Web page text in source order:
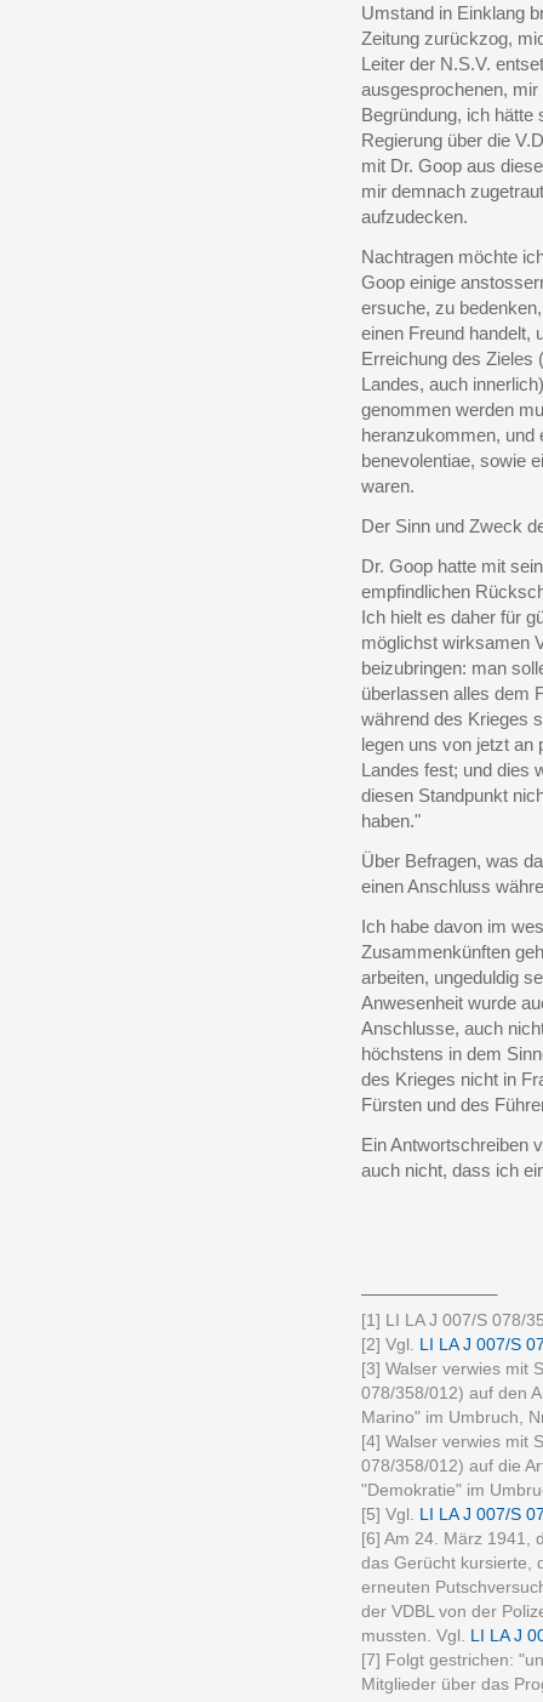
Umstand in Einklang
Zeitung zurückzog,
Leiter der N.S.V.
ausgesprochenen,
Begründung, ich hätte
Regierung über die
mit Dr. Goop aus
mir demnach
aufzudecken.
Nachtragen möchte
Goop einige
ersuche, zu
einen Freund handelt,
Erreichung des Zieles
Landes, auch
genommen werden
heranzukommen, und
benevolentiae, sowie
waren.
Der Sinn und Zweck
Dr. Goop hatte mit
empfindlichen
Ich hielt es daher für
möglichst wirksamen
beizubringen: man
überlassen alles dem
während des Krieges
legen uns von jetzt an
Landes fest; und dies
diesen Standpunkt
haben."
Über Befragen, was
einen Anschluss
Ich habe davon im
Zusammenkünften
arbeiten, ungeduldig
Anwesenheit wurde
Anschlusse, auch
höchstens in dem
des Krieges nicht in
Fürsten und des
Ein Antwortschreiben
auch nicht, dass ich
[1] LI LA J 007/S 078/
[2] Vgl. LI LA J 007/S
[3] Walser verwies mit
078/358/012) auf den
Marino" im Umbruch,
[4] Walser verwies mit
078/358/012) auf die
"Demokratie" im
[5] Vgl. LI LA J 007/S
[6] Am 24. März 1941,
das Gerücht kursierte,
erneuten
der VDBL von der
mussten. Vgl. LI LA J
[7] Folgt gestrichen:
Mitglieder über das